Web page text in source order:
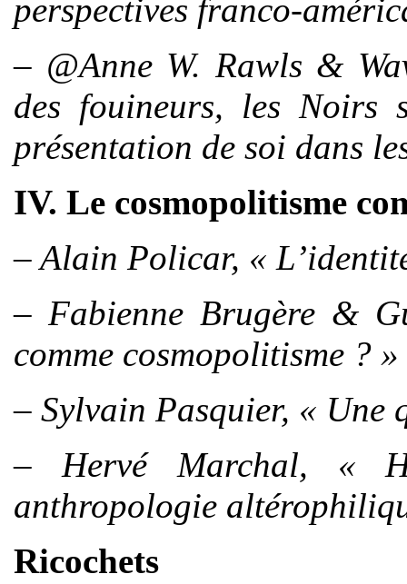
perspectives franco-
– @Anne W. Rawls &
des fouineurs, les Noirs
présentation de soi dans
IV. Le cosmopolitisme
– Alain Policar, «
– Fabienne Brugère &
comme cosmopolitisme ? »
– Sylvain Pasquier, « Une
– Hervé Marchal, «
anthropologie
Ricochets